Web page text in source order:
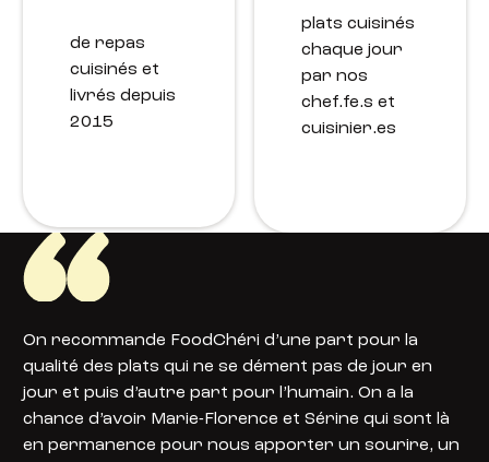
de repas
cuisinés et
livrés depuis
2015
plats cuisinés
chaque jour
par nos
chef.fe.s et
cuisinier.es
On recommande FoodChéri d’une part pour la
qualité des plats qui ne se dément pas de jour en
jour et puis d’autre part pour l’humain. On a la
chance d’avoir Marie-Florence et Sérine qui sont là
en permanence pour nous apporter un sourire, un